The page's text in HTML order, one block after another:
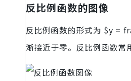
反比例函数的图像
反比例函数的形式为 $y =
渐接近于零。反比例函数常